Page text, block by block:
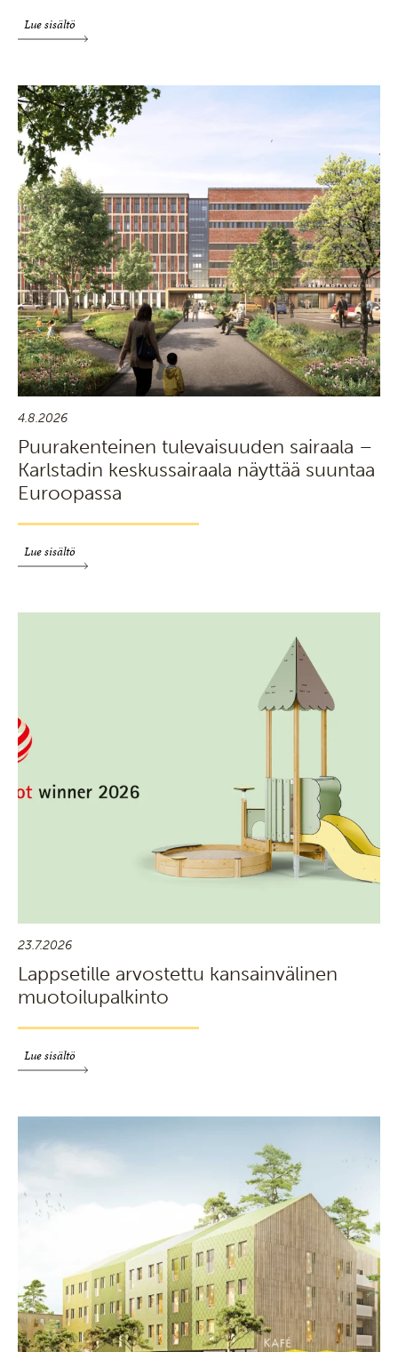
Lue sisältö
4.8.2026
Puurakenteinen tulevaisuuden sairaala –
Karlstadin keskussairaala näyttää suuntaa
Euroopassa
Lue sisältö
23.7.2026
Lappsetille arvostettu kansainvälinen
muotoilupalkinto
Lue sisältö